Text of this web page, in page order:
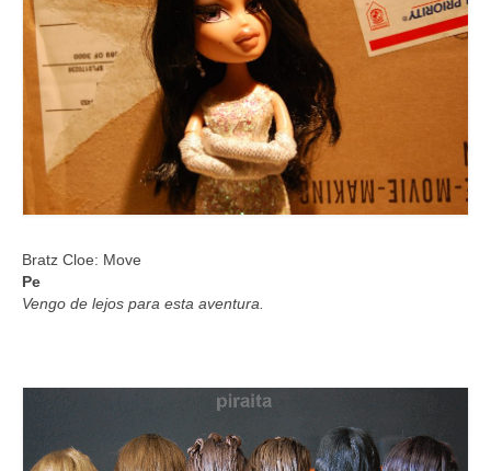
Bratz Cloe: Move
Pe
Vengo de lejos para esta aventura.